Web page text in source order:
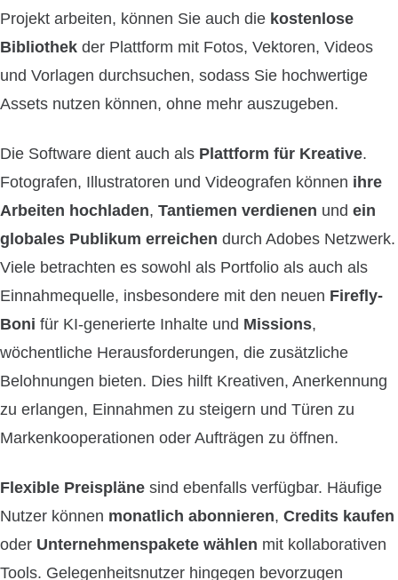
Projekt arbeiten, können Sie auch die kostenlose
Bibliothek der Plattform mit Fotos, Vektoren, Videos
und Vorlagen durchsuchen, sodass Sie hochwertige
Assets nutzen können, ohne mehr auszugeben.
Die Software dient auch als Plattform für Kreative.
Fotografen, Illustratoren und Videografen können ihre
Arbeiten hochladen, Tantiemen verdienen und ein
globales Publikum erreichen durch Adobes Netzwerk.
Viele betrachten es sowohl als Portfolio als auch als
Einnahmequelle, insbesondere mit den neuen Firefly-
Boni für KI-generierte Inhalte und Missions,
wöchentliche Herausforderungen, die zusätzliche
Belohnungen bieten. Dies hilft Kreativen, Anerkennung
zu erlangen, Einnahmen zu steigern und Türen zu
Markenkooperationen oder Aufträgen zu öffnen.
Flexible Preispläne sind ebenfalls verfügbar. Häufige
Nutzer können monatlich abonnieren, Credits kaufen
oder Unternehmenspakete wählen mit kollaborativen
Tools. Gelegenheitsnutzer hingegen bevorzugen